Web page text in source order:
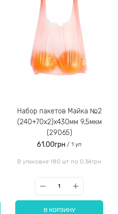
Набор пакетов Майка №2
(240+70x2)x430мм 9,5мкм
(29065)
61.00грн / 1 уп
В упаковке 180 шт по 0.34грн
В КОРЗИНУ